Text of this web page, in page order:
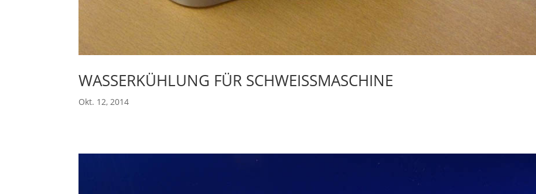
WASSERKÜHLUNG FÜR SCHWEISSMASCHINE
Okt. 12, 2014